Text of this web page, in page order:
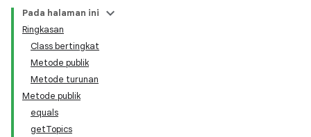
Pada halaman ini
Ringkasan
Class bertingkat
Metode publik
Metode turunan
Metode publik
equals
getTopics